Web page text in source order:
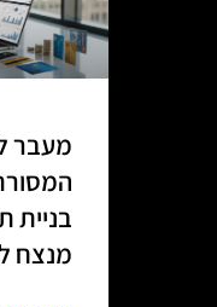
מעבר
בניית
מנצח